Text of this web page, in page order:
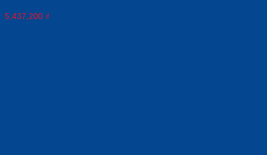
5,437,200 ₫